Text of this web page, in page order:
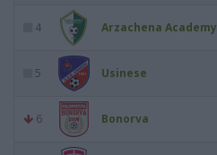
4 Arzachena Academy
5 Usinese
6 Bonorva